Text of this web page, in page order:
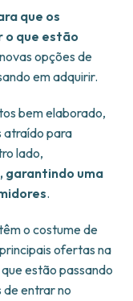
que os
o que estão
opções de
em adquirir.
bem elaborado,
atraído para
lado,
garantindo uma
.
o costume de
ofertas na
estão passando
entrar no